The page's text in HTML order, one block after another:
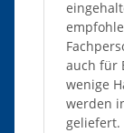
auch für
wenige
werden
geliefert.